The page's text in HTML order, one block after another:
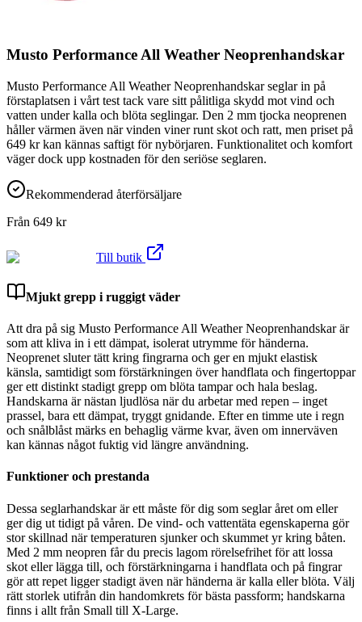
Musto Performance All Weather Neoprenhandskar
Musto Performance All Weather Neoprenhandskar seglar in på
förstaplatsen i vårt test tack vare sitt pålitliga skydd mot vind och
vatten under kalla och blöta seglingar. Den 2 mm tjocka neoprenen
håller värmen även när vinden viner runt skot och ratt, men priset på
649 kr kan kännas saftigt för nybörjaren. Funktionalitet och komfort
väger dock upp kostnaden för den seriöse seglaren.
Rekommenderad återförsäljare
Från 649 kr
Till butik
Mjukt grepp i ruggigt väder
Att dra på sig Musto Performance All Weather Neoprenhandskar är
som att kliva in i ett dämpat, isolerat utrymme för händerna.
Neoprenet sluter tätt kring fingrarna och ger en mjukt elastisk
känsla, samtidigt som förstärkningen över handflata och fingertoppar
ger ett distinkt stadigt grepp om blöta tampar och hala beslag.
Handskarna är nästan ljudlösa när du arbetar med repen – inget
prassel, bara ett dämpat, tryggt gnidande. Efter en timme ute i regn
och snålblåst märks en behaglig värme kvar, även om innerväven
kan kännas något fuktig vid längre användning.
Funktioner och prestanda
Dessa seglarhandskar är ett måste för dig som seglar året om eller
ger dig ut tidigt på våren. De vind- och vattentäta egenskaperna gör
stor skillnad när temperaturen sjunker och skummet yr kring båten.
Med 2 mm neopren får du precis lagom rörelsefrihet för att lossa
skot eller lägga till, och förstärkningarna i handflata och på fingrar
gör att repet ligger stadigt även när händerna är kalla eller blöta. Välj
rätt storlek utifrån din handomkrets för bästa passform; handskarna
finns i allt från Small till X-Large.